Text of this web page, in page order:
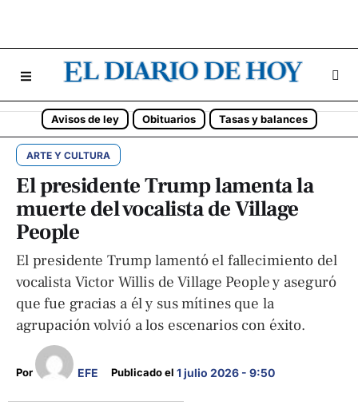
Avisos de ley Obituarios Tasas y balances
ARTE Y CULTURA
El presidente Trump lamenta la
muerte del vocalista de Village
People
El presidente Trump lamentó el fallecimiento del
vocalista Victor Willis de Village People y aseguró
que fue gracias a él y sus mítines que la
agrupación volvió a los escenarios con éxito.
Por EFE Publicado el 1 julio 2026 - 9:50